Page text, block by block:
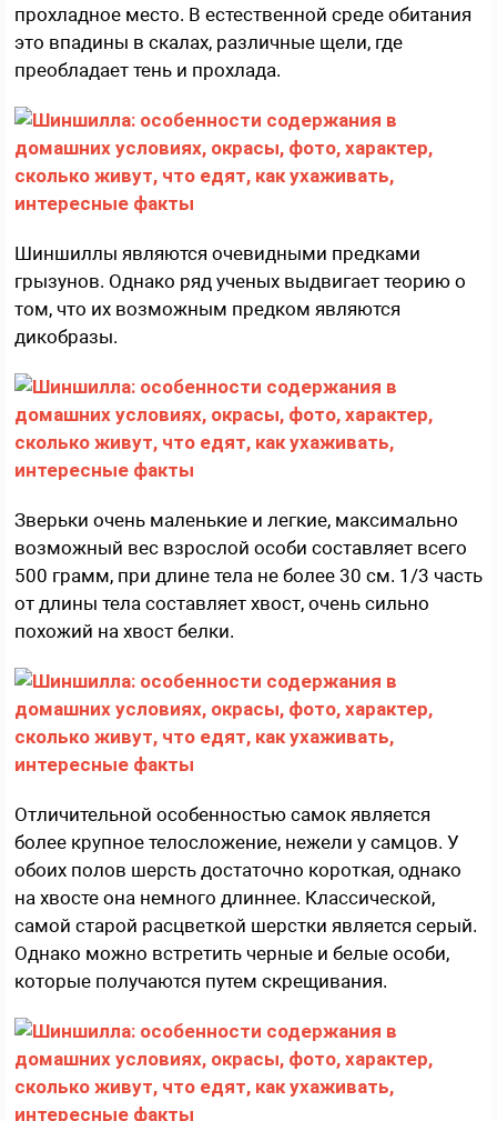
прохладное место. В естественной среде обитания
это впадины в скалах, различные щели, где
преобладает тень и прохлада.
Шиншиллы являются очевидными предками
грызунов. Однако ряд ученых выдвигает теорию о
том, что их возможным предком являются
дикобразы.
Зверьки очень маленькие и легкие, максимально
возможный вес взрослой особи составляет всего
500 грамм, при длине тела не более 30 см. 1/3 часть
от длины тела составляет хвост, очень сильно
похожий на хвост белки.
Отличительной особенностью самок является
более крупное телосложение, нежели у самцов. У
обоих полов шерсть достаточно короткая, однако
на хвосте она немного длиннее. Классической,
самой старой расцветкой шерстки является серый.
Однако можно встретить черные и белые особи,
которые получаются путем скрещивания.